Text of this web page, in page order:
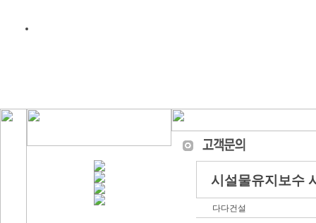
시설물유지보수
다다건설